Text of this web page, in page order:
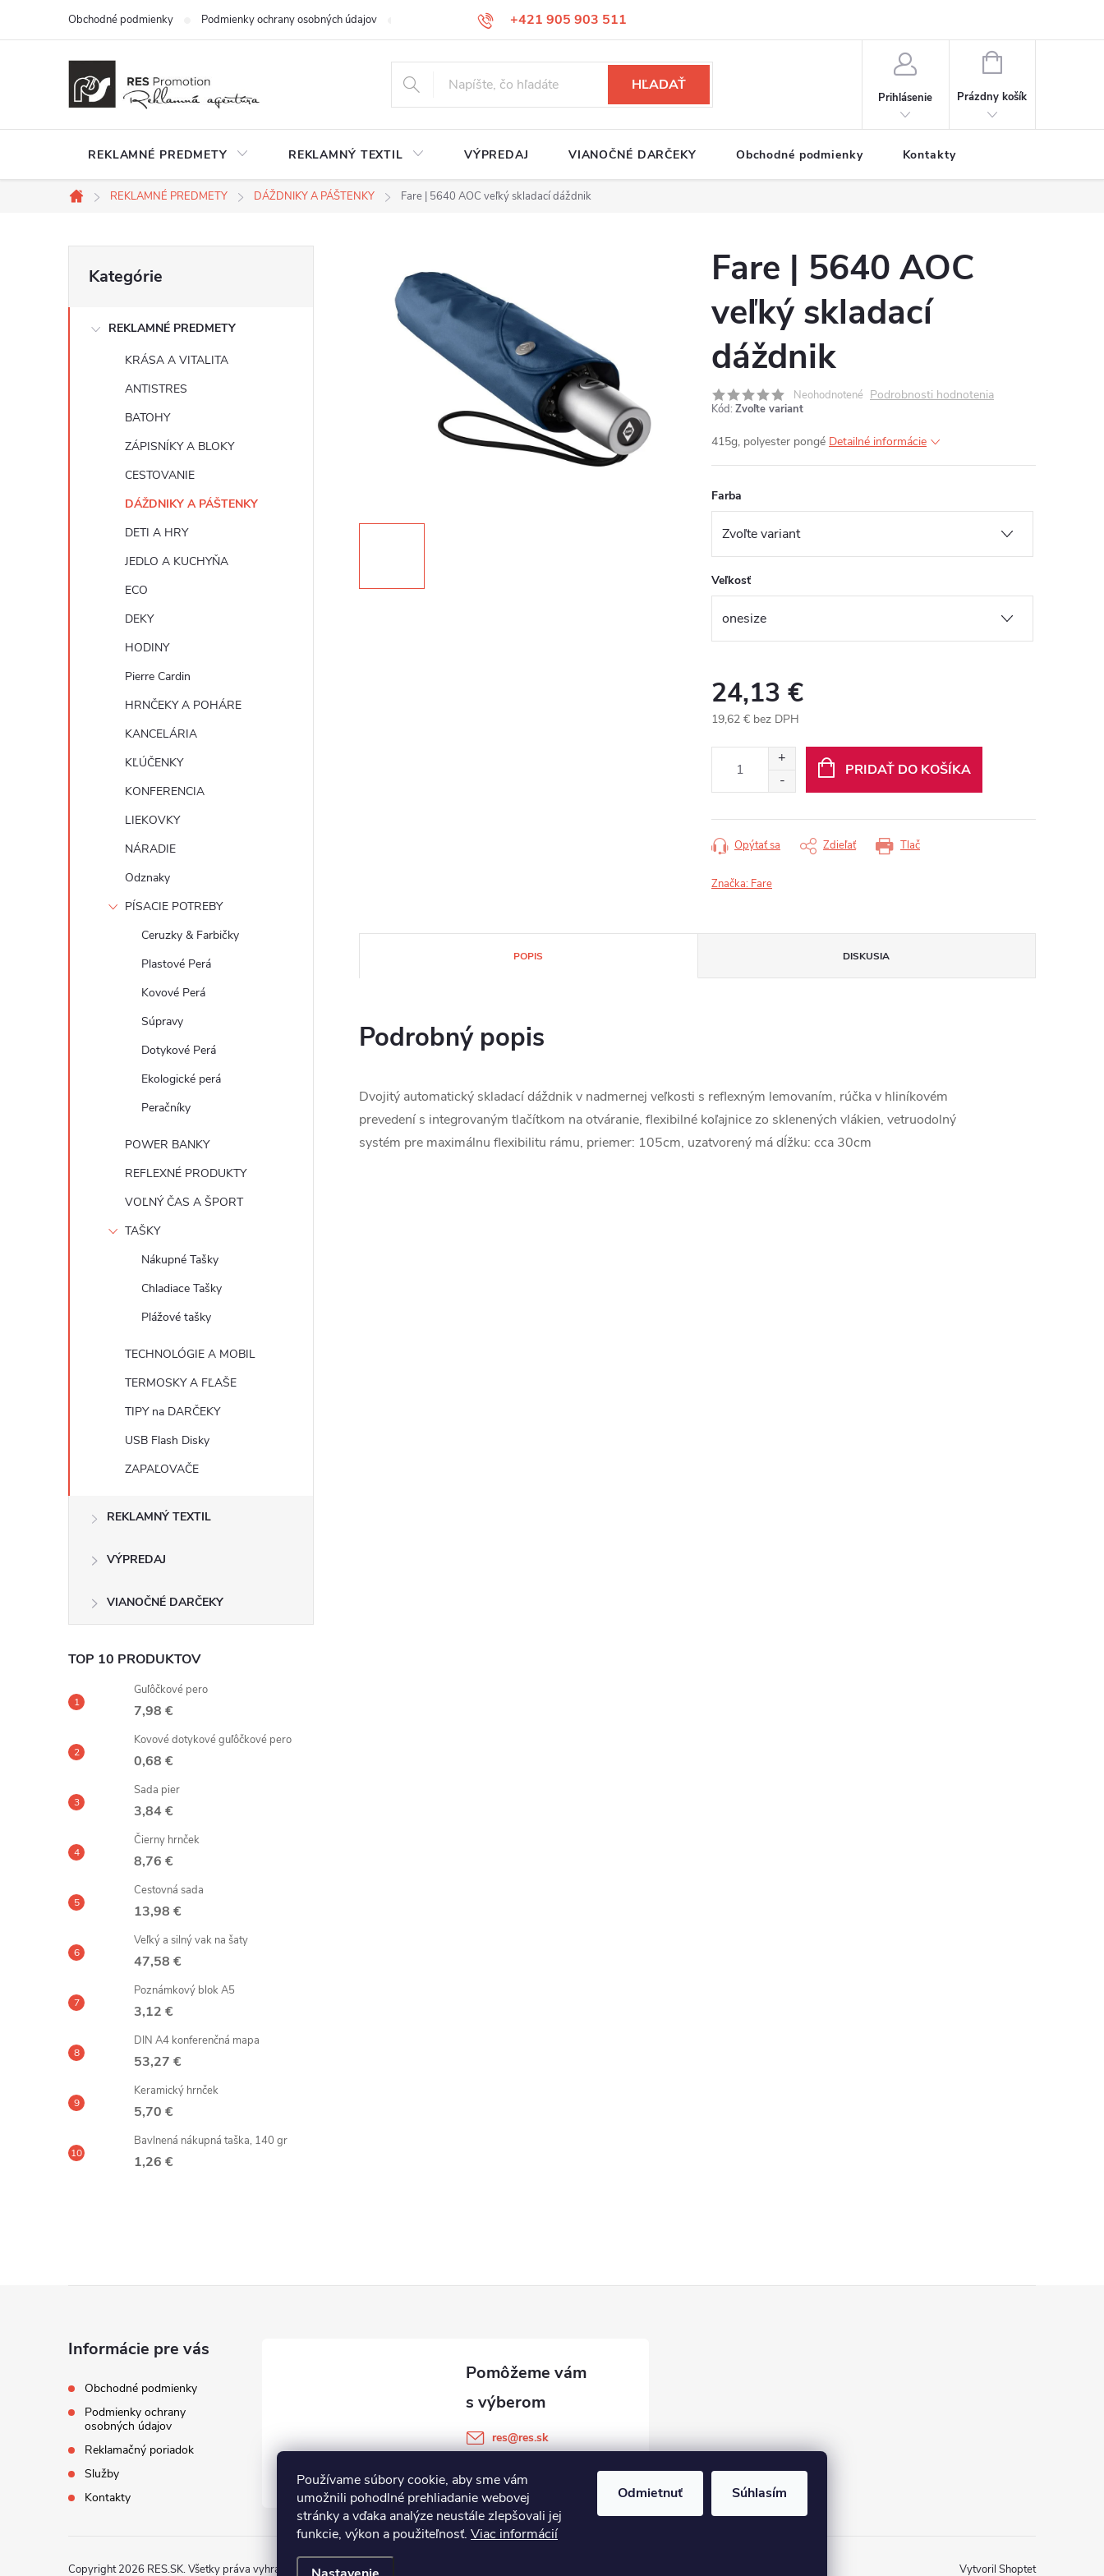
Používame súbory cookie, aby sme vám
umožnili pohodlné prehliadanie webovej
stránky a vďaka analýze neustále zlepšovali jej
funkcie, výkon a použiteľnosť. Viac informácií
Odmietnuť Súhlasím
+421 905 903 511
Obchodné podmienky Podmienky ochrany osobných údajov Reklamačný poriadok Služby Kontakty
HĽADAŤ
Prihlásenie
NÁKUPNÝ
Prázdny košík
REKLAMNÉ PREDMETY REKLAMNÝ TEXTIL VÝPREDAJ VIANOČNÉ DARČEKY Obchodné podmienky Kontakty
Domov
REKLAMNÉ PREDMETY DÁŽDNIKY A PÁŠTENKY Fare | 5640 AOC veľký skladací dáždnik
o
kategórie
Kategórie
REKLAMNÉ PREDMETY
KRÁSA A VITALITA
ANTISTRES
BATOHY
ZÁPISNÍKY A BLOKY
CESTOVANIE
DÁŽDNIKY A PÁŠTENKY
DETI A HRY
JEDLO A KUCHYŇA
ECO
DEKY
HODINY
Pierre Cardin
HRNČEKY A POHÁRE
KANCELÁRIA
KĽÚČENKY
KONFERENCIA
LIEKOVKY
NÁRADIE
Odznaky
PÍSACIE POTREBY
Ceruzky & Farbičky
Plastové Perá
Kovové Perá
Súpravy
Dotykové Perá
Ekologické perá
Peračníky
POWER BANKY
REFLEXNÉ PRODUKTY
VOĽNÝ ČAS A ŠPORT
TAŠKY
Nákupné Tašky
Chladiace Tašky
Plážové tašky
TECHNOLÓGIE A MOBIL
TERMOSKY A FĽAŠE
TIPY na DARČEKY
USB Flash Disky
ZAPAĽOVAČE
REKLAMNÝ TEXTIL
VÝPREDAJ
VIANOČNÉ DARČEKY
TOP 10 PRODUKTOV
Guľôčkové pero
7,98 €
Kovové dotykové guľôčkové pero
0,68 €
Sada pier
3,84 €
Čierny hrnček
8,76 €
Cestovná sada
13,98 €
Veľký a silný vak na šaty
47,58 €
Poznámkový blok A5
3,12 €
DIN A4 konferenčná mapa
53,27 €
Keramický hrnček
5,70 €
Bavlnená nákupná taška, 140 gr
1,26 €
Fare | 5640 AOC
veľký skladací
dáždnik
Neohodnotené Podrobnosti hodnotenia
Kód: Zvoľte variant
415g, polyester pongé Detailné informácie
Farba
Veľkosť
24,13 €
19,62 € bez DPH
PRIDAŤ DO KOŠÍKA
Tlač
Opýtať sa Zdieľať
Značka: Fare
POPIS DISKUSIA
Podrobný popis
Dvojitý automatický skladací dáždnik v nadmernej veľkosti s reflexným lemovaním, rúčka v hliníkovém
prevedení s integrovaným tlačítkom na otváranie, flexibilné koľajnice zo sklenených vlákien, vetruodolný
systém pre maximálnu flexibilitu rámu, priemer: 105cm, uzatvorený má dĺžku: cca 30cm
Informácie pre vás
Obchodné podmienky
Podmienky ochrany
osobných údajov
Reklamačný poriadok
Služby
Kontakty
res@res.sk
Vytvoril Shoptet
Copyright 2026 RES.SK. Všetky práva vyhradené.